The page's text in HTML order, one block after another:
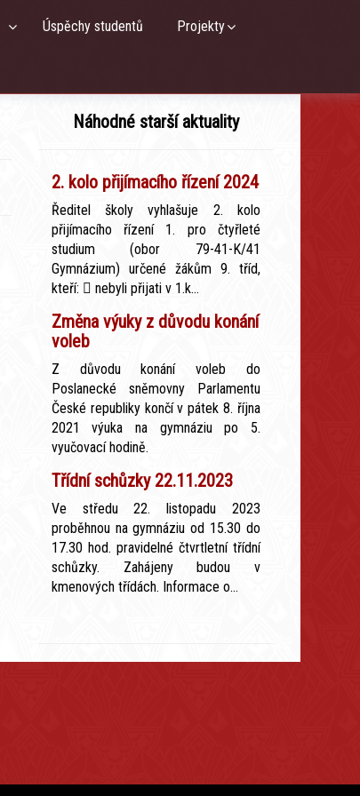
Úspěchy studentů Projekty
Náhodné starší aktuality
2. kolo přijímacího řízení 2024
Ředitel školy vyhlašuje 2. kolo
přijímacího řízení 1. pro čtyřleté
studium (obor 79-41-K/41
Gymnázium) určené žákům 9. tříd,
kteří:  nebyli přijati v 1.k...
Změna výuky z důvodu konání
voleb
Z důvodu konání voleb do
Poslanecké sněmovny Parlamentu
České republiky končí v pátek 8. října
2021 výuka na gymnáziu po 5.
vyučovací hodině.
Třídní schůzky 22.11.2023
Ve středu 22. listopadu 2023
proběhnou na gymnáziu od 15.30 do
17.30 hod. pravidelné čtvrtletní třídní
schůzky. Zahájeny budou v
kmenových třídách. Informace o...